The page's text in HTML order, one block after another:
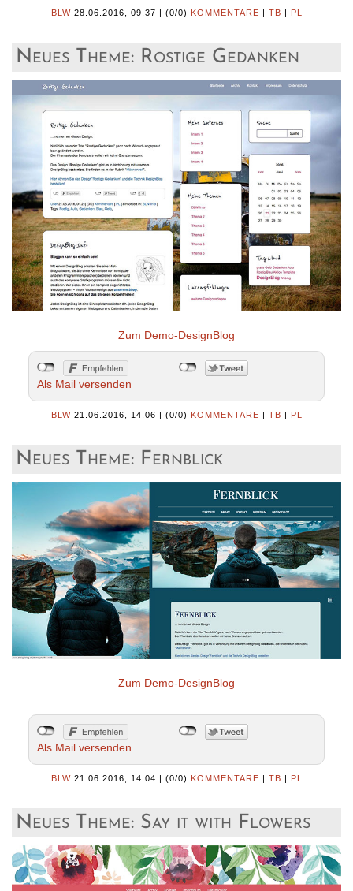
BLW 28.06.2016, 09.37 | (0/0) KOMMENTARE | TB | PL
Neues Theme: Rostige Gedanken
Zum Demo-DesignBlog
Als Mail versenden
BLW 21.06.2016, 14.06 | (0/0) KOMMENTARE | TB | PL
Neues Theme: Fernblick
Zum Demo-DesignBlog
Als Mail versenden
BLW 21.06.2016, 14.04 | (0/0) KOMMENTARE | TB | PL
Neues Theme: Say it with Flowers